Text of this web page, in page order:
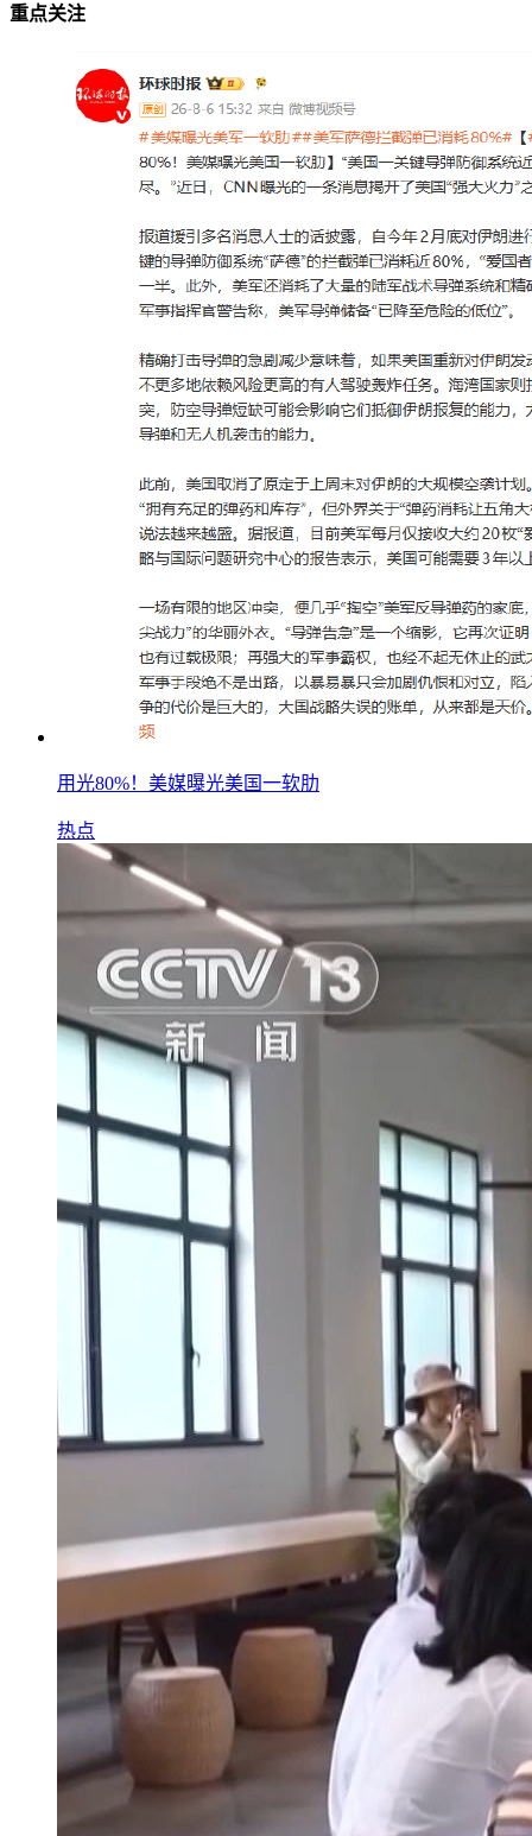
重点关注
用光80%！美媒曝光美国一软肋
热点